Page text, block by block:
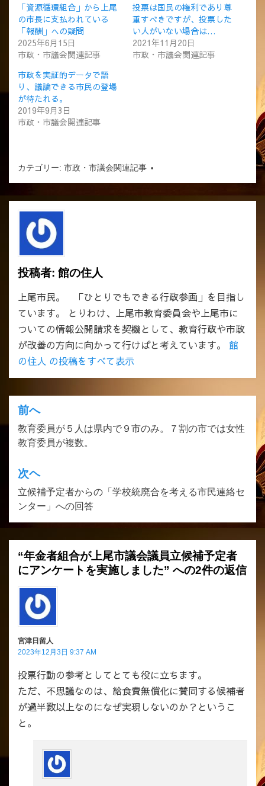
「資源循環組合」から上尾
の市長に支払われている
「報酬」への疑問
2025年6月15日
市政・市議会関連記事
投票は国民の権利であり尊
重すべきですが、投票した
い人がいない場合は…
2021年11月20日
市政・市議会関連記事
市政を実証的データで語
り、議論できる市民の登場
が待たれる。
2019年9月3日
市政・市議会関連記事
カテゴリー: 市政・市議会関連記事
投稿者: 館の住人
上尾市民。 「ひとりでもできる行政参画」を目指し
ています。 とりわけ、上尾市教育委員会や上尾市に
ついての情報公開請求を契機として、教育行政や市政
が改善の方向に向かって行けばと考えています。 館
の住人 の投稿をすべて表示
投
稿
ナ
ビ
ゲ
ー
ョ
ン
前へ
教育委員が５人は県内で９市のみ。７割の市では女性
教育委員が複数。
次ヘ
立候補予定者からの「学校統廃合を考える市民連絡セ
ンター」への回答
“年金者組合が上尾市議会議員立候補予定者
にアンケートを実施しました” への2件の返信
宮津日留人
2023年12月3日 9:37 AM
投票行動の参考としてとても役に立ちます。
ただ、不思議なのは、給食費無償化に賛同する候補者
が過半数以上なのになぜ実現しないのか？というこ
と。